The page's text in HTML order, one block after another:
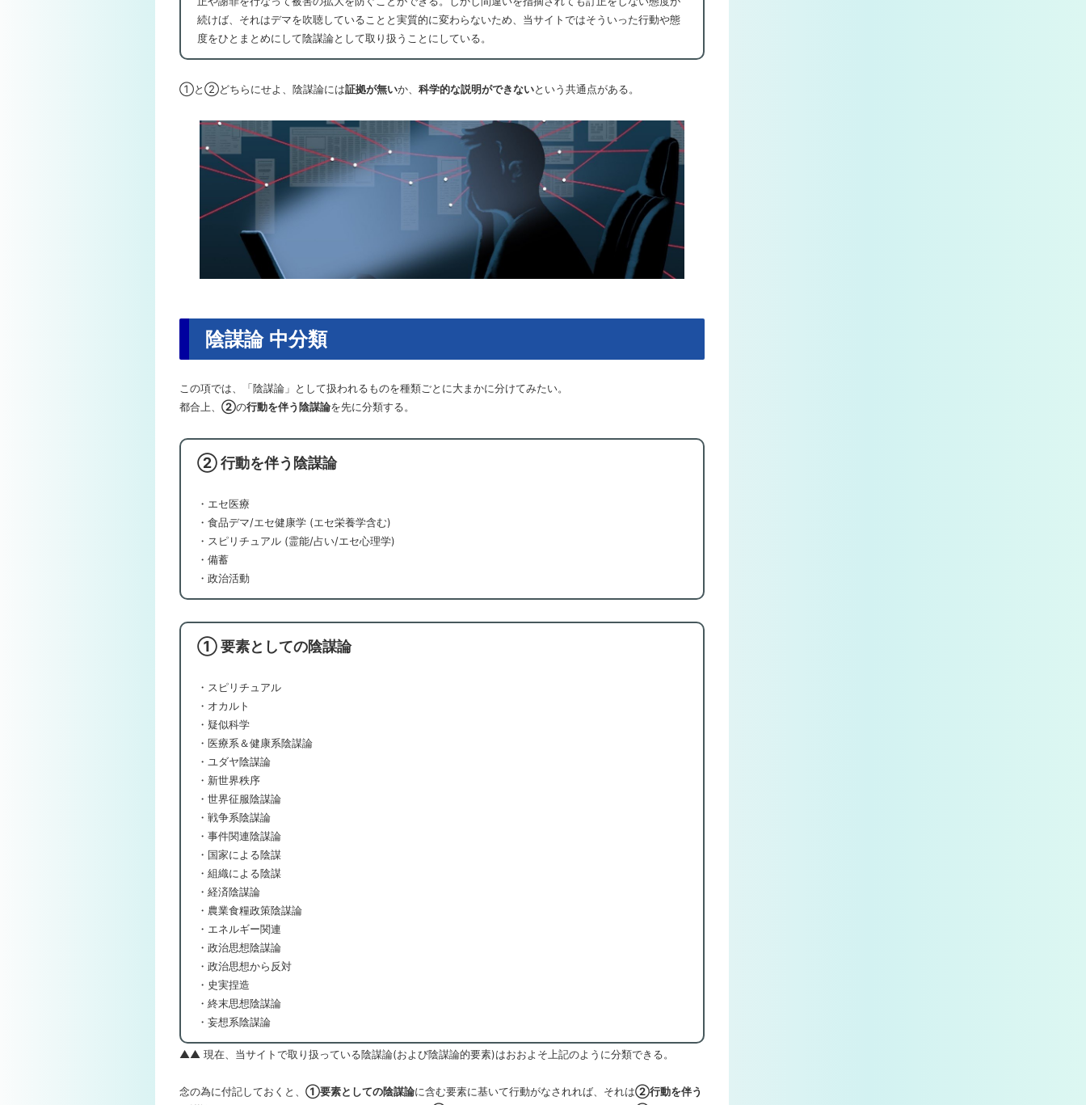
続けば、それはデマを吹聴していることと実質的に変わらないため、当サイトではそういった行動や態
度をひとまとめにして陰謀論として取り扱うことにしている。
①と②どちらにせよ、陰謀論には証拠が無いか、 科学的な説明ができないという共通点がある。
陰謀論 中分類
この項では、「陰謀論」として扱われるものを種類ごとに大まかに分けてみたい。
都合上、 ②の行動を伴う陰謀論を先に分類する。
② 行動を伴う陰謀論
・エセ医療
・食品デマ/エセ健康学 (エセ栄養学含む)
・スピリチュアル (霊能/占い/エセ心理学)
・備蓄
・政治活動
① 要素としての陰謀論
・スピリチュアル
・オカルト
・疑似科学
・医療系＆健康系陰謀論
・ユダヤ陰謀論
・新世界秩序
・世界征服陰謀論
・戦争系陰謀論
・事件関連陰謀論
・国家による陰謀
・組織による陰謀
・経済陰謀論
・農業食糧政策陰謀論
・エネルギー関連
・政治思想陰謀論
・政治思想から反対
・史実捏造
・終末思想陰謀論
・妄想系陰謀論
▲▲ 現在、当サイトで取り扱っている陰謀論(および陰謀論的要素)はおおよそ上記のように分類できる。
念の為に付記しておくと、 ①要素としての陰謀論に含む要素に基いて行動がなされれば、それは②行動を伴う